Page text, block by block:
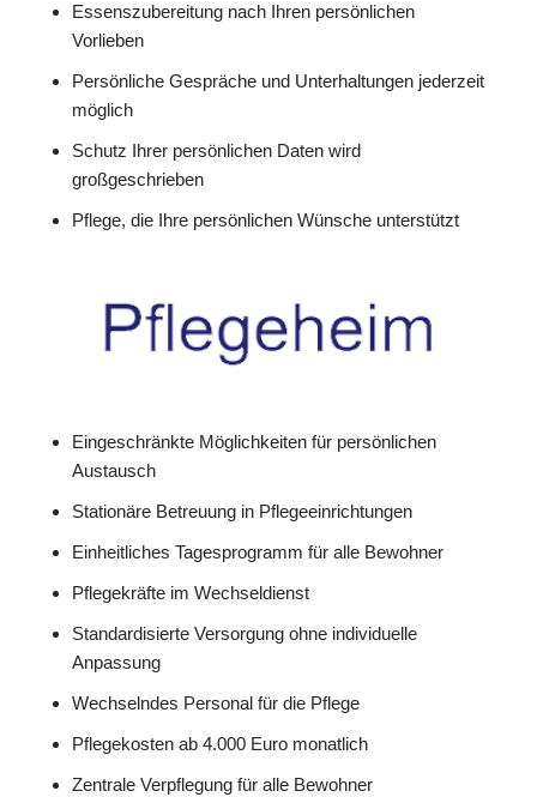
Essenszubereitung nach Ihren persönlichen
Vorlieben
Persönliche Gespräche und Unterhaltungen jederzeit
möglich
Schutz Ihrer persönlichen Daten wird
großgeschrieben
Pflege, die Ihre persönlichen Wünsche unterstützt
Eingeschränkte Möglichkeiten für persönlichen
Austausch
Stationäre Betreuung in Pflegeeinrichtungen
Einheitliches Tagesprogramm für alle Bewohner
Pflegekräfte im Wechseldienst
Standardisierte Versorgung ohne individuelle
Anpassung
Wechselndes Personal für die Pflege
Pflegekosten ab 4.000 Euro monatlich
Zentrale Verpflegung für alle Bewohner